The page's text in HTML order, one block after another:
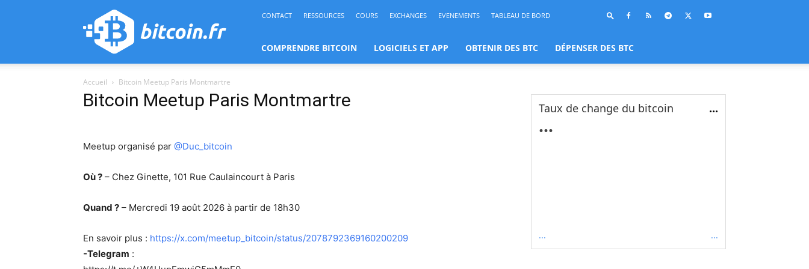
bitcoin.fr
CONTACT RESSOURCES COURS EXCHANGES EVENEMENTS TABLEAU DE BORD
COMPRENDRE BITCOIN LOGICIELS ET APP OBTENIR DES BTC DÉPENSER DES BTC
Accueil Bitcoin Meetup Paris Montmartre
Bitcoin Meetup Paris Montmartre
Meetup organisé par @Duc_bitcoin
Où ? – Chez Ginette, 101 Rue Caulaincourt à Paris
Quand ? – Mercredi 19 août 2026 à partir de 18h30
En savoir plus : https://x.com/meetup_bitcoin/status/2078792369160200209
-Telegram :
Taux de change du bitcoin ...
...
... ...